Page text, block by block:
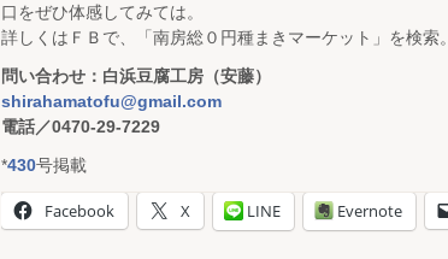
口をぜひ体感してみては。
詳しくはＦＢで、「南房総０円種まきマーケット」を検索。
問い合わせ：白浜豆腐工房（安藤）
shirahamatofu@gmail.com
電話／0470-29-7229
*430号掲載
Facebook X LINE Evernote